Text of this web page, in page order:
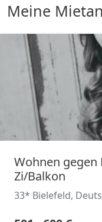
Meine
Wohnen gegen
Zi/Balkon
33* Bielefeld,